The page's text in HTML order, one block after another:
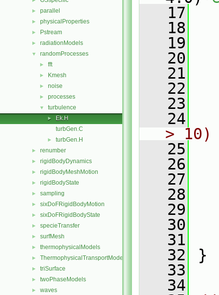
► parallel
► physicalProperties
► Pstream
► radiationModels
▼ randomProcesses
► fft
► Kmesh
► noise
► processes
▼ turbulence
►
Ek.H
turbGen.C
► turbGen.H
► renumber
► rigidBodyDynamics
► rigidBodyMeshMotion
► rigidBodyState
► sampling
► sixDoFRigidBodyMotion
► sixDoFRigidBodyState
► specieTransfer
► surfMesh
► thermophysicalModels
► ThermophysicalTransportModels
► triSurface
► twoPhaseModels
► waves
   17
   18
   19
   20
   21
   22
   23
   24
> 10)
   25
   26
   27
   28
   29
   30
   31
   32
}
   33
   34